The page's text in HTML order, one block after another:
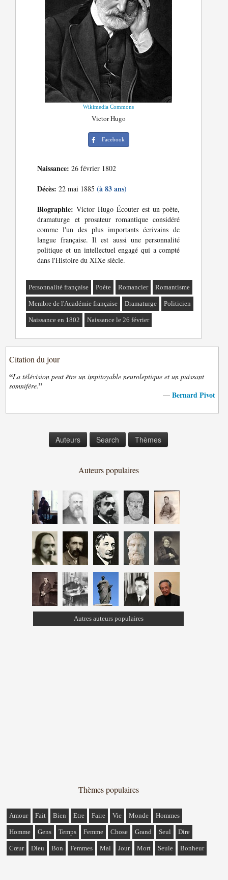
Wikimedia Commons
Victor Hugo
Facebook
Naissance: 26 février 1802
Décès: 22 mai 1885(à 83 ans)
Biographie: Victor Hugo Écouter est un poète,
dramaturge et prosateur romantique considéré
comme l'un des plus importants écrivains de
langue française. Il est aussi une personnalité
politique et un intellectuel engagé qui a compté
dans l'Histoire du XIXe siècle.
Personnalité française Poète Romancier Romantisme
Membre de l'Académie française Dramaturge Politicien
Naissance en 1802 Naissance le 26 février
Citation du jour
“La télévision peut être un impitoyable neuroleptique et un puissant
somnifère.”
— Bernard Pivot
Auteurs Search Thèmes
Auteurs populaires
Autres auteurs populaires
Thèmes populaires
Amour Fait Bien Etre Faire Vie Monde Hommes
Homme Gens Temps Femme Chose Grand Seul Dire
Cœur Dieu Bon Femmes Mal Jour Mort Seule Bonheur